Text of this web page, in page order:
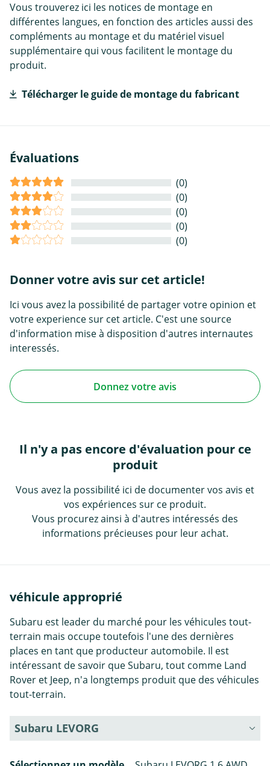
Vous trouverez ici les notices de montage en
différentes langues, en fonction des articles aussi des
compléments au montage et du matériel visuel
supplémentaire qui vous facilitent le montage du
produit.
Télécharger le guide de montage du fabricant
Évaluations
(0)
(0)
(0)
(0)
(0)
Donner votre avis sur cet article!
Ici vous avez la possibilité de partager votre opinion et
votre experience sur cet article. C'est une source
d'information mise à disposition d'autres internautes
interessés.
Donnez votre avis
Il n'y a pas encore d'évaluation pour ce
produit
Vous avez la possibilité ici de documenter vos avis et
vos expériences sur ce produit.
Vous procurez ainsi à d'autres intéressés des
informations précieuses pour leur achat.
véhicule approprié
Subaru est leader du marché pour les véhicules tout-
terrain mais occupe toutefois l'une des dernières
places en tant que producteur automobile. Il est
intéressant de savoir que Subaru, tout comme Land
Rover et Jeep, n'a longtemps produit que des véhicules
tout-terrain.
Subaru LEVORG